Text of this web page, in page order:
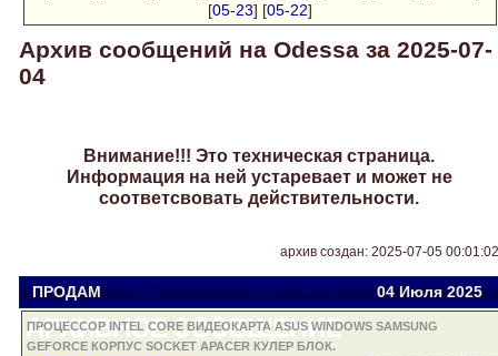
[05-23] [05-22]
Архив сообщений на Odessa за 2025-07-
04
Внимание!!! Это техническая страница.
Информация на ней устаревает и может не
соответсвовать действительности.
архив создан: 2025-07-05 00:01:02
ПРОДАМ Viator viatora@ukr.net 04 Июля 2025
ПРОЦЕССОР INTEL CORE ВИДЕОКАРТА ASUS WINDOWS SAMSUNG
GEFORCE КОРПУС SOCKET APACER КУЛЕР БЛОК.